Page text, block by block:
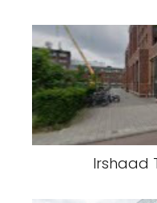
Irshaad